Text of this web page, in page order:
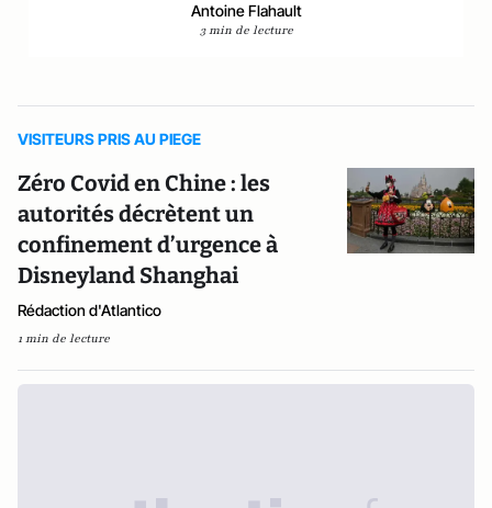
Antoine Flahault
3 min de lecture
VISITEURS PRIS AU PIEGE
Zéro Covid en Chine : les
autorités décrètent un
confinement d’urgence à
Disneyland Shanghai
Rédaction d'Atlantico
1 min de lecture